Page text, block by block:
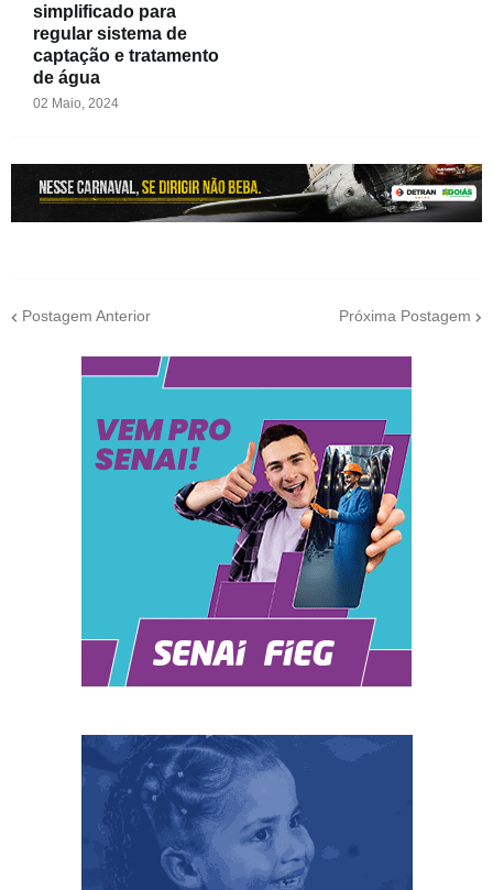
simplificado para
regular sistema de
captação e tratamento
de água
02 Maio, 2024
Postagem Anterior Próxima Postagem